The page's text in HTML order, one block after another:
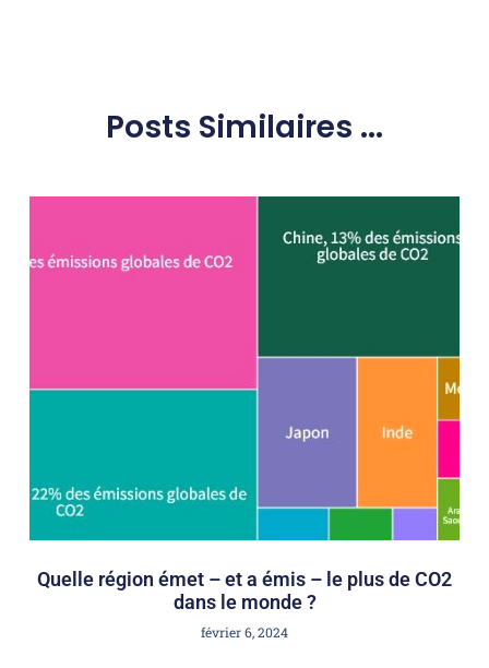
Posts Similaires ...
Quelle région émet – et a émis – le plus de CO2
dans le monde ?
février 6, 2024